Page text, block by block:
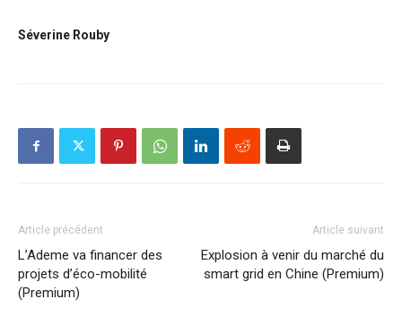
Séverine Rouby
Article précédent
L’Ademe va financer des
projets d’éco-mobilité
(Premium)
Article suivant
Explosion à venir du marché du
smart grid en Chine (Premium)